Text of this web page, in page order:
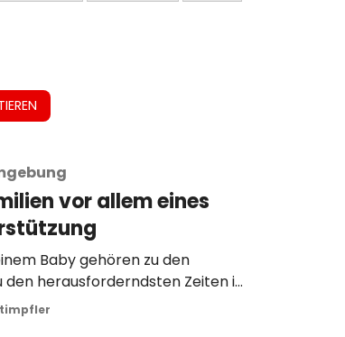
vor allem eines
Baby gehören zu den
herausforderndsten Zeiten im
Schlafmangel,